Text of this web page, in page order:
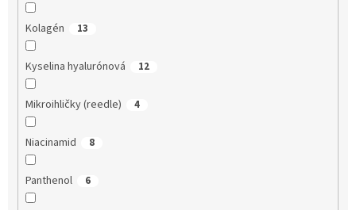
Kolagén 13
Kyselina hyalurónová 12
Mikroihličky (reedle) 4
Niacinamid 8
Panthenol 6